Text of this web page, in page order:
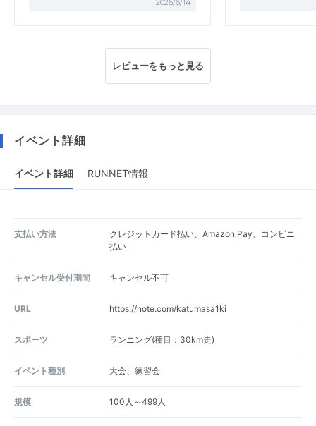
2026/6/14
レビューをもっと見る
イベント詳細
イベント詳細 RUNNET情報
支払い方法
クレジットカード払い、Amazon Pay、コンビニ
払い
キャンセル受付期間 キャンセル不可
URL https://note.com/katumasa1ki
スポーツ ランニング(種目：30km走)
イベント種別 大会、練習会
規模 100人～499人